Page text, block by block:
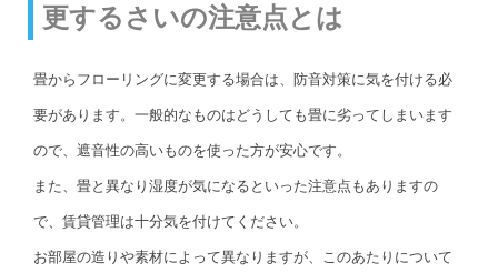
更するさいの注意点とは
畳からフローリングに変更する場合は、防音対策に気を付ける必
要があります。一般的なものはどうしても畳に劣ってしまいます
ので、遮音性の高いものを使った方が安心です。
また、畳と異なり湿度が気になるといった注意点もありますの
で、賃貸管理は十分気を付けてください。
お部屋の造りや素材によって異なりますが、このあたりについて